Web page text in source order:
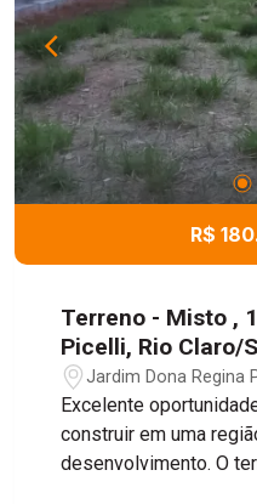
R$
Terreno - Misto ,
Picelli, Rio Claro/
Jardim Dona Regina
Excelente
construir em uma
desenvolvimento. O terreno possui 160 m², é